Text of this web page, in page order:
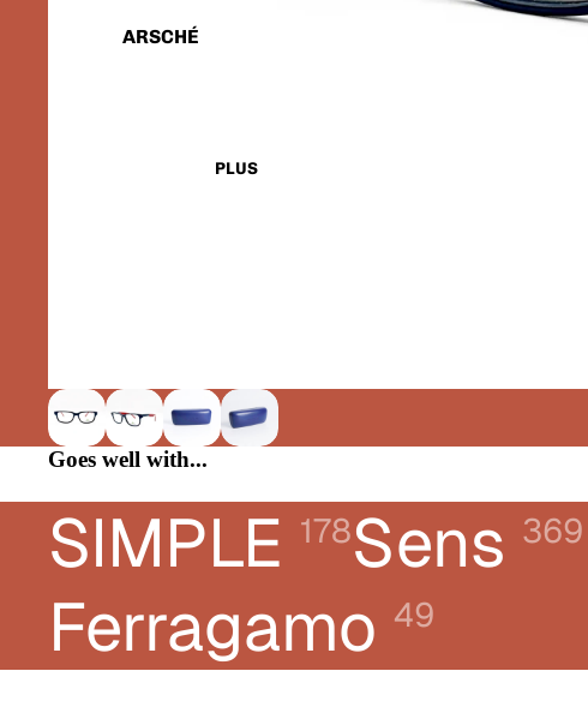
ARSCHÉ
FRED
GUCCI
KARL LAGERFELD JEANS
LANVIN
LONGCHAMP
MONTBLANC
PLUS
Goes well with...
SIMPLE 178Sens 369
Ferragamo 49